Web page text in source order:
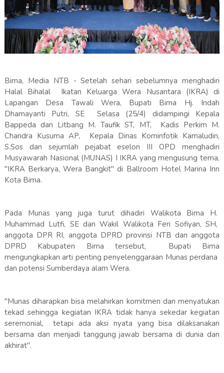
Bima, Media NTB - Setelah sehari sebelumnya menghadiri
Halal Bihalal Ikatan Keluarga Wera Nusantara (IKRA) di
Lapangan Desa Tawali Wera, Bupati Bima Hj. Indah
Dhamayanti Putri, SE Selasa (25/4) didampingi Kepala
Bappeda dan Litbang M. Taufik ST, MT, Kadis Perkim M.
Chandra Kusuma AP, Kepala Dinas Kominfotik Kamaludin,
S.Sos dan sejumlah pejabat eselon III OPD menghadiri
Musyawarah Nasional (MUNAS) I IKRA yang mengusung tema,
"IKRA Berkarya, Wera Bangkit" di Ballroom Hotel Marina Inn
Kota Bima.
Pada Munas yang juga turut dihadiri Walikota Bima H.
Muhammad Lutfi, SE dan Wakil Walikota Feri Sofiyan, SH,
anggota DPR RI, anggota DPRD provinsi NTB dan anggota
DPRD Kabupaten Bima tersebut, Bupati Bima
mengungkapkan arti penting penyelenggaraan Munas perdana
dan potensi Sumberdaya alam Wera.
"Munas diharapkan bisa melahirkan komitmen dan menyatukan
tekad sehingga kegiatan IKRA tidak hanya sekedar kegiatan
seremonial, tetapi ada aksi nyata yang bisa dilaksanakan
bersama dan menjadi tanggung jawab bersama di dunia dan
akhirat".